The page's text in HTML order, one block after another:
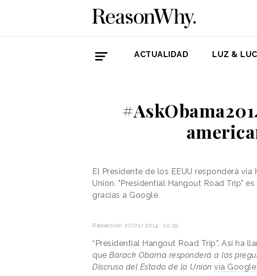
ACTUALIDAD LUZ &
El Presidente de los EEUU responderá
Unión. "Presidential Hangout Road Trip"
gracias a Google.
Redacción 27/01/2014 · 10:19
“Presidential Hangout Road Trip”. Así ha
que Barack Obama responderá a las
Discruso del Estado de la Unión vía